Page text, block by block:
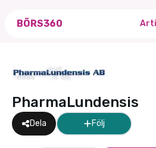
BÖRS360
PharmaLundensis
Dela Följ